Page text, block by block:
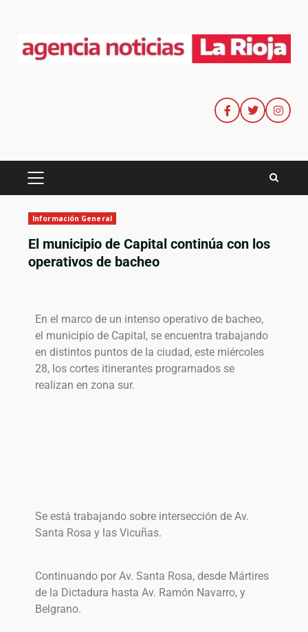
Información General
El municipio de Capital continúa con los
operativos de bacheo
En el marco de un intenso operativo de bacheo,
el municipio de Capital, se encuentra trabajando
en distintos puntos de la ciudad, este miércoles
28, los cortes itinerantes programados se
realizan en zona sur.
Se está trabajando sobre intersección de Av.
Santa Rosa y las Vicuñas.
Continuando por Av. Santa Rosa, desde Mártires
de la Dictadura hasta Av. Ramón Navarro, y
Belgrano.